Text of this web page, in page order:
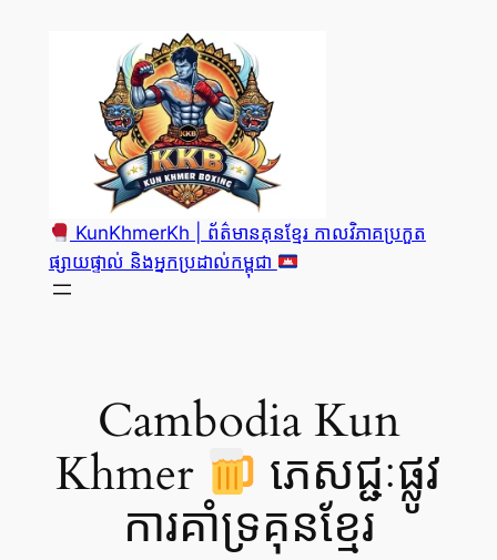
KunKhmerKh | ព័ត៌មានគុនខ្មែរ កាលវិភាគប្រកួត
ផ្សាយផ្ទាល់ និងអ្នកប្រដាល់កម្ពុជា
Cambodia Kun
Khmer
ភេសជ្ជៈផ្លូវ
ការគាំទ្រគុនខ្មែរ